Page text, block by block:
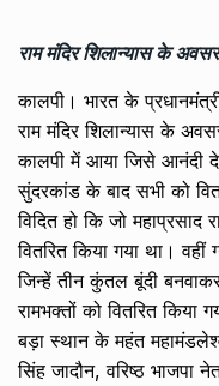
राम मंदिर शिलान्यास के
कालपी। भारत के
राम मंदिर शिलान्यास के
कालपी में आया जिसे आनंदी
सुंदरकांड के बाद सभी को
विदित हो कि जो
वितरित किया गया था।
जिन्हें तीन कुंतल बूंदी
रामभक्तों को वितरित किया
बड़ा स्थान के महंत
सिंह जादौन, वरिष्ठ भाजपा